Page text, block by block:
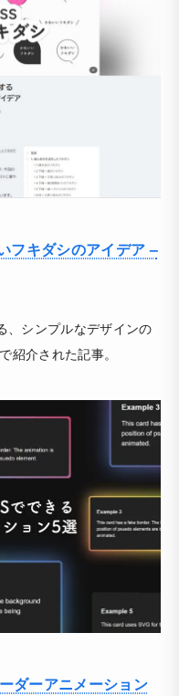
フキダシのアイデア –
、シンプルなデザインの
紹介された記事。
ダーアニメーション